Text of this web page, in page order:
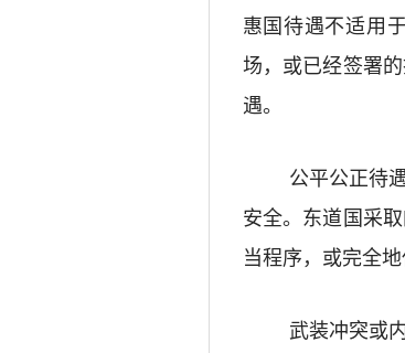
惠国待遇不适用
场，或已经签署
遇。
公平公正待
安全。 东道国采
当程序，或完全
武装冲突或